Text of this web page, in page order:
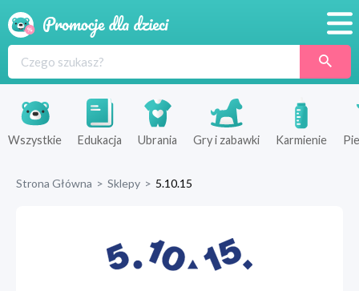
Produkty
Sklepy
Wszystkie Edukacja Ubrania Gry i zabawki Karmienie
Strona Główna > Sklepy > 5.10.15